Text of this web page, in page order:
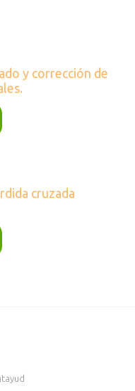
y corrección de
cruzada